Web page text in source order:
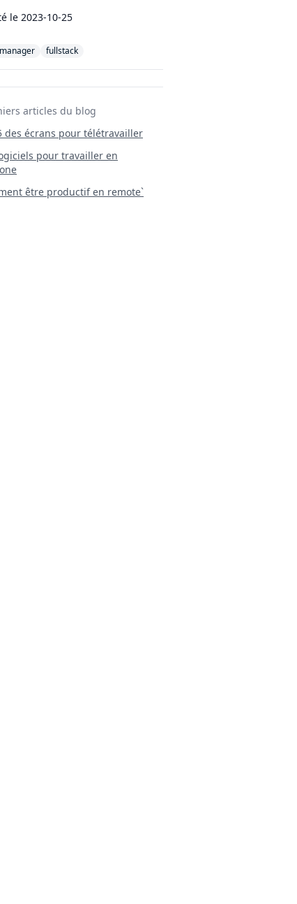
le 2023-10-25
manager fullstack
articles du blog
des écrans pour télétravailler
logiciels pour travailler en
être productif en remote`